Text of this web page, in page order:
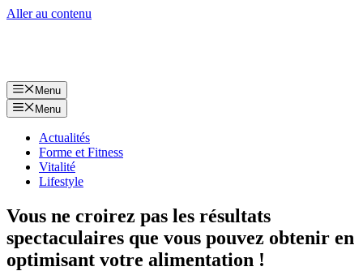
Aller au contenu
Menu
Menu
Actualités
Forme et Fitness
Vitalité
Lifestyle
Vous ne croirez pas les résultats
spectaculaires que vous pouvez obtenir en
optimisant votre alimentation !